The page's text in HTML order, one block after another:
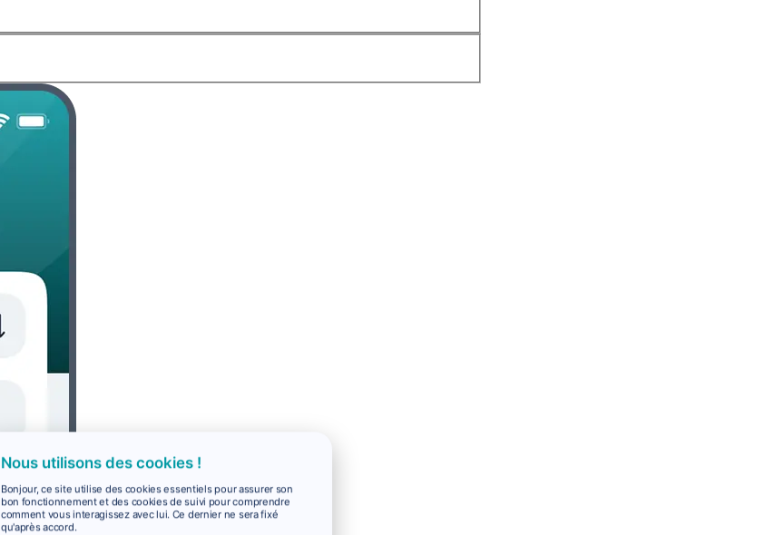
Nous utilisons des cookies !
Bonjour, ce site utilise des cookies essentiels pour assurer son
bon fonctionnement et des cookies de suivi pour comprendre
comment vous interagissez avec lui. Ce dernier ne sera fixé
qu'après accord.